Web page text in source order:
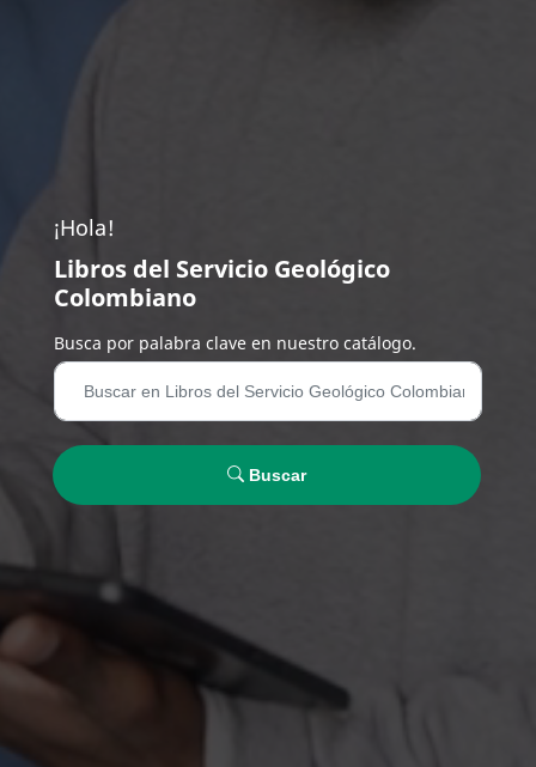
¡Hola!
Libros del Servicio Geológico
Colombiano
Busca por palabra clave en nuestro catálogo.
Buscar